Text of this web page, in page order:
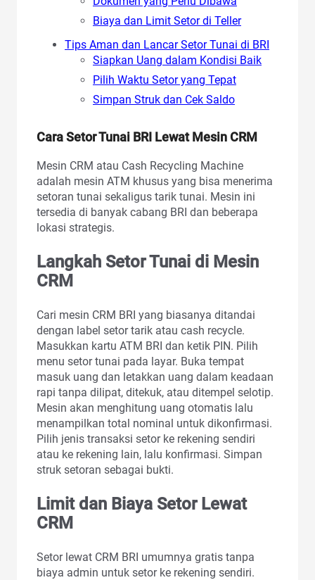
Biaya dan Limit Setor di Teller
Tips Aman dan Lancar Setor Tunai di BRI
Siapkan Uang dalam Kondisi Baik
Pilih Waktu Setor yang Tepat
Simpan Struk dan Cek Saldo
Cara Setor Tunai BRI Lewat Mesin CRM
Mesin CRM atau Cash Recycling Machine
adalah mesin ATM khusus yang bisa menerima
setoran tunai sekaligus tarik tunai. Mesin ini
tersedia di banyak cabang BRI dan beberapa
lokasi strategis.
Langkah Setor Tunai di Mesin
CRM
Cari mesin CRM BRI yang biasanya ditandai
dengan label setor tarik atau cash recycle.
Masukkan kartu ATM BRI dan ketik PIN. Pilih
menu setor tunai pada layar. Buka tempat
masuk uang dan letakkan uang dalam keadaan
rapi tanpa dilipat, ditekuk, atau ditempel selotip.
Mesin akan menghitung uang otomatis lalu
menampilkan total nominal untuk dikonfirmasi.
Pilih jenis transaksi setor ke rekening sendiri
atau ke rekening lain, lalu konfirmasi. Simpan
struk setoran sebagai bukti.
Limit dan Biaya Setor Lewat
CRM
Setor lewat CRM BRI umumnya gratis tanpa
biaya admin untuk setor ke rekening sendiri.